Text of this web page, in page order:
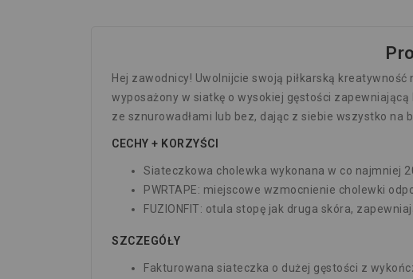
Hej zawodnicy! Uwolnijcie swoją piłkarską
wyposażony w siatkę o wysokiej gęstości
ze sznurowadłami lub bez, dając z siebie wszystko na
CECHY + KORZYŚCI
Siateczkowa cholewka wykonana w co najmniej
PWRTAPE: miejscowe wzmocnienie cholewki
FUZIONFIT: otula stopę jak druga skóra,
SZCZEGÓŁY
Fakturowana siateczka o dużej gęstości z